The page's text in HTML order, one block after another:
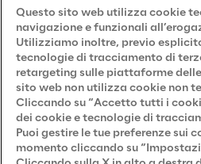
Privacy Notice(Fornitore)
Privacy Notice (Marketing)
Accessibilità
Careers
Questo sito web utilizza cookie
navigazione e funzionali
Utilizziamo inoltre, previo
tecnologie di tracciamento di
retargeting sulle piattaforme
sito web non utilizza cookie non
Cliccando su “Accetto tutti i
dei cookie e tecnologie di
Puoi gestire le tue preferenze sui
momento cliccando su